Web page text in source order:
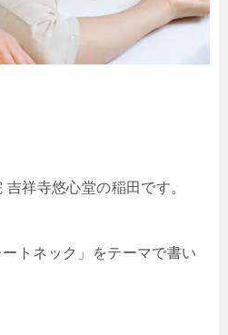
祥寺悠心堂の稲田です。
トネック」をテーマで書い